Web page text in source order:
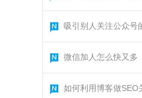
吸引别人关注公众号
微信加人怎么快又多
如何利用博客做SEO